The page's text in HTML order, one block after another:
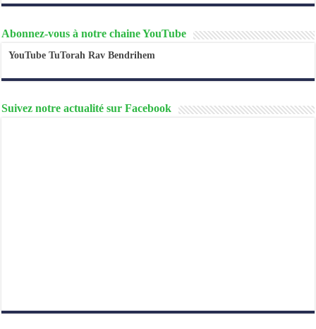
Abonnez-vous à notre chaine YouTube
YouTube TuTorah Rav Bendrihem
Suivez notre actualité sur Facebook